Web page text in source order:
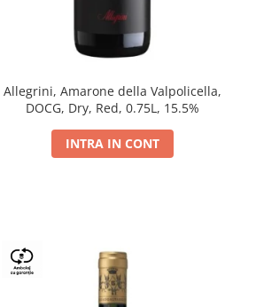
Allegrini, Amarone della Valpolicella,
DOCG, Dry, Red, 0.75L, 15.5%
INTRA IN CONT